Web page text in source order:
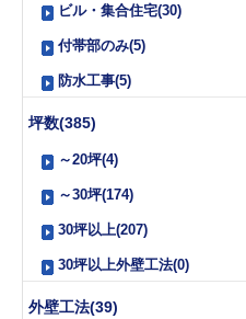
ビル・集合住宅(30)
付帯部のみ(5)
防水工事(5)
坪数(385)
～20坪(4)
～30坪(174)
30坪以上(207)
30坪以上外壁工法(0)
外壁工法(39)